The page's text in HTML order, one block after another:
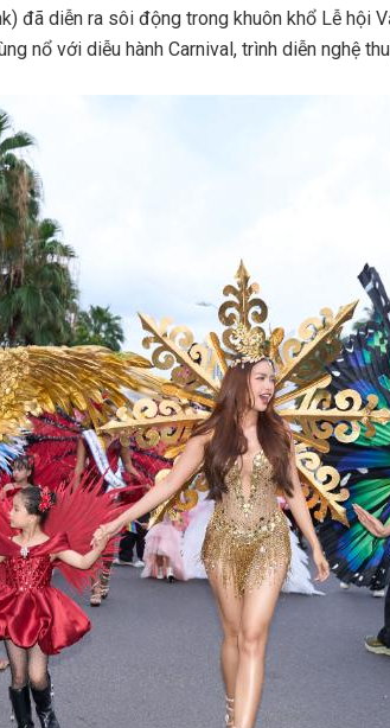
đã diễn ra sôi động trong khuôn khổ Lễ hội
nổ với diễu hành Carnival, trình diễn nghệ